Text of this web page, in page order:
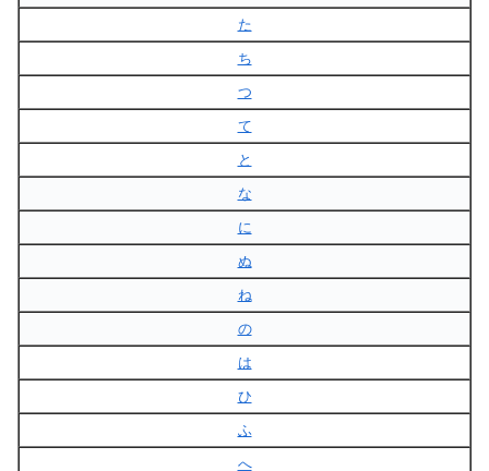
た
ち
つ
て
と
な
に
ぬ
ね
の
は
ひ
ふ
へ